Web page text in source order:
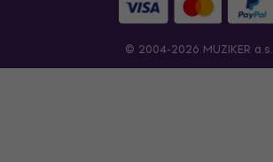
© 2004-2026 MUZIKER a.s.